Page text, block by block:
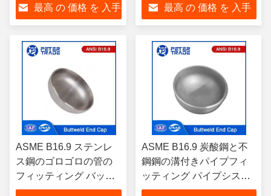
15 - NPS 60 漬け
最高 の 価格 を 入手
48'のボットウェルド・エ
ンド・キャップ
最高 の 価格 を 入手
ASME B16.9 ステンレ
ス鋼のゴロゴロの管の
フィッティング バット
ウェルド・エンド・キ
ASME B16.9 炭酸鋼と不
鋼鋼の溝付きパイプフィ
ッティング パイプシステ
ムのためのButtweld端キャ